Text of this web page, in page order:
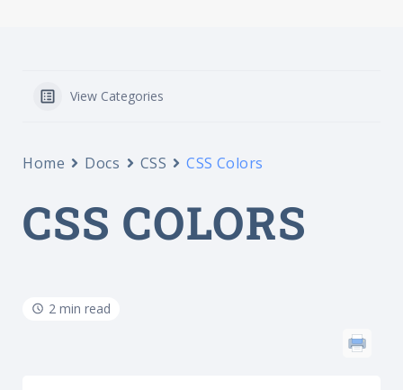
View Categories
Home Docs CSS CSS Colors
CSS COLORS
2 min read